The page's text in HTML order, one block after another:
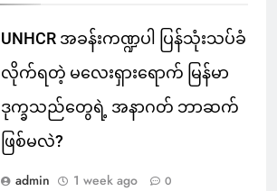
UNHCR အခန်းကဏ္ဍပါ ပြန်သုံးသပ်ခံ
လိုက်ရတဲ့ မလေးရှားရောက် မြန်မာ
ဒုက္ခသည်တွေရဲ့ အနာဂတ် ဘာဆက်
ဖြစ်မလဲ?
admin 1 week ago 0